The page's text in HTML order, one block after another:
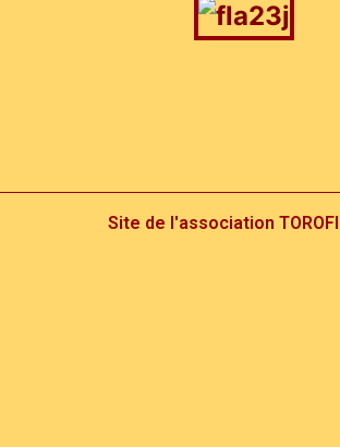
Site de l'association